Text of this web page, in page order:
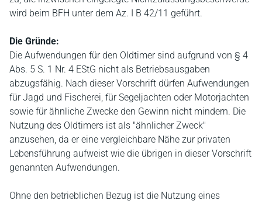
wird beim BFH unter dem Az. I B 42/11 geführt.
Die Gründe:
Die Aufwendungen für den Oldtimer sind aufgrund von § 4
Abs. 5 S. 1 Nr. 4 EStG nicht als Betriebsausgaben
abzugsfähig. Nach dieser Vorschrift dürfen Aufwendungen
für Jagd und Fischerei, für Segeljachten oder Motorjachten
sowie für ähnliche Zwecke den Gewinn nicht mindern. Die
Nutzung des Oldtimers ist als "ähnlicher Zweck"
anzusehen, da er eine vergleichbare Nähe zur privaten
Lebensführung aufweist wie die übrigen in dieser Vorschrift
genannten Aufwendungen.
Ohne den betrieblichen Bezug ist die Nutzung eines